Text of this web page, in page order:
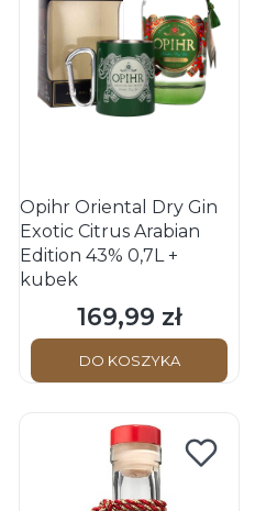
Opihr Oriental Dry Gin
Exotic Citrus Arabian
Edition 43% 0,7L +
kubek
Cena
169,99 zł
DO KOSZYKA